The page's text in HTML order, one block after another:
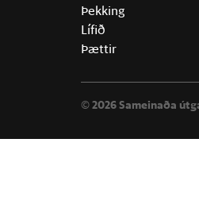
Þekking
Lífið
Þættir
©2026 Sameinaða